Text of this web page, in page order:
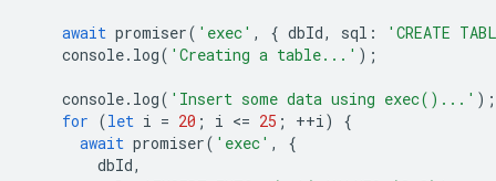
await promiser( 'exec' , { dbId, sql :
'CREATE
console. log( 'Creating a table...' );
console. log( 'Insert some data using exec()...' );
for (let i = 20 ; i <= 25 ; ++i)
{
await promiser( 'exec' ,
{
dbId,